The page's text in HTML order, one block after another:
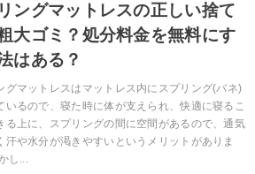
ングマットレスの正しい捨て
大ゴミ？処分料金を無料にす
はある？
グマットレスはマットレス内にスプリング(バネ)
いるので、寝た時に体が支えられ、快適に寝るこ
る上に、スプリングの間に空間があるので、通気
汗や水分が渇きやすいというメリットがありま
し...